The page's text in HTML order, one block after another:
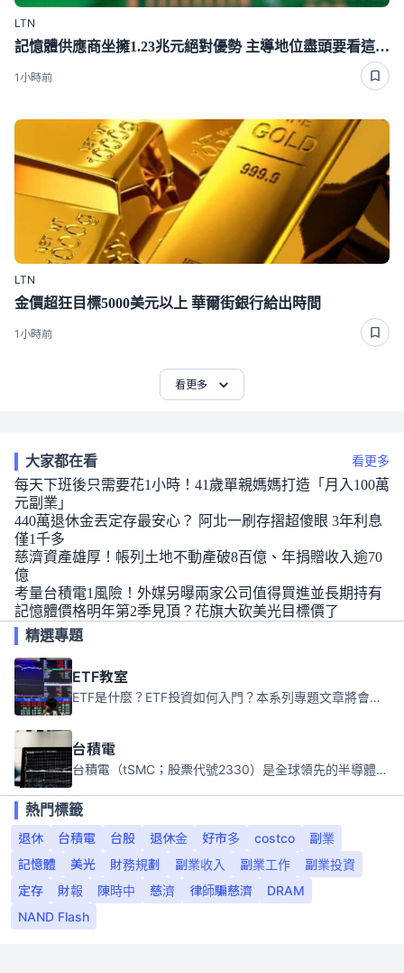
LTN
記憶體供應商坐擁1.23兆元絕對優勢 主導地位盡頭要看這一年
1小時前
LTN
金價超狂目標5000美元以上 華爾街銀行給出時間
1小時前
看更多
大家都在看 看更多
每天下班後只需要花1小時！41歲單親媽媽打造「月入100萬
元副業」
440萬退休金丟定存最安心？ 阿北一刷存摺超傻眼 3年利息
僅1千多
慈濟資產雄厚！帳列土地不動產破8百億、年捐贈收入逾70
億
考量台積電1風險！外媒另曝兩家公司值得買進並長期持有
記憶體價格明年第2季見頂？花旗大砍美光目標價了
精選專題
ETF教室
ETF是什麼？ETF投資如何入門？本系列專題文章將會告訴你新手必須知道的ETF基礎知識。
台積電
台積電（tSMC；股票代號2330）是全球領先的半導體代工公司，成立於1987年，總部位於台灣新竹。且已於美國、日本、德國及中國設廠，台積電是全球首家專業積體電路製造服務公司，也是全球最先進和最大規模的半導體代工廠。
熱門標籤
退休
台積電 台股 退休金 好市多 costco
副業
記憶體
美光 財務規劃 副業收入 副業工作
副業投資
定存
財報 陳時中 慈濟 律師騙慈濟
DRAM
NAND Flash